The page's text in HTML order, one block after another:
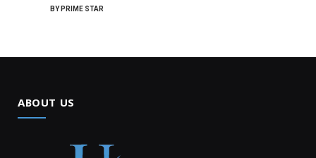
BY PRIME STAR
ABOUT US